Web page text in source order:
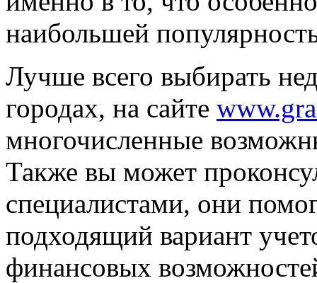
наибольшей
Лучше всего выбирать
городах, на сайте
многочисленные
Также вы может
специалистами, они
подходящий вариант
финансовых